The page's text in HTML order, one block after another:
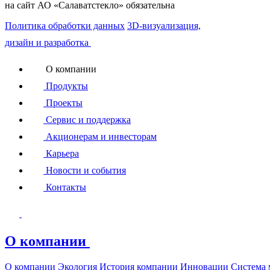
на сайт АО «Салаватстекло» обязательна
Политика обработки данных 3D-визуализация,
дизайн и разработка
О компании
Продукты
Проекты
Сервис и поддержка
Акционерам и инвесторам
Карьера
Новости и события
Контакты
О компании
О компании Экология История компании Инновации Система